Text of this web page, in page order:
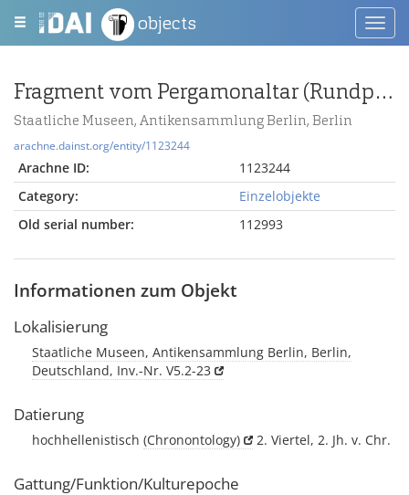
objects
Fragment vom Pergamonaltar (Rundplastik oder Relief); Berlin:Relief / Statue (?), Gewandstück
Staatliche Museen, Antikensammlung Berlin, Berlin
arachne.dainst.org/entity/1123244
Arachne ID:
1123244
Category:
Einzelobjekte
Old serial number:
112993
Informationen zum Objekt
Lokalisierung
Staatliche Museen, Antikensammlung Berlin, Berlin,
Deutschland, Inv.-Nr. V5.2-23
Datierung
hochhellenistisch (Chronontology) 2. Viertel, 2. Jh. v. Chr.
Gattung/Funktion/Kulturepoche